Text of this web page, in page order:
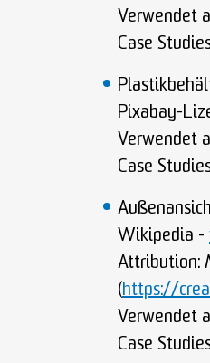
Verwendet
Case
Pixabay-
Verwendet
Case
Wikipedia -
Attribution:
(https://
Verwendet
Case